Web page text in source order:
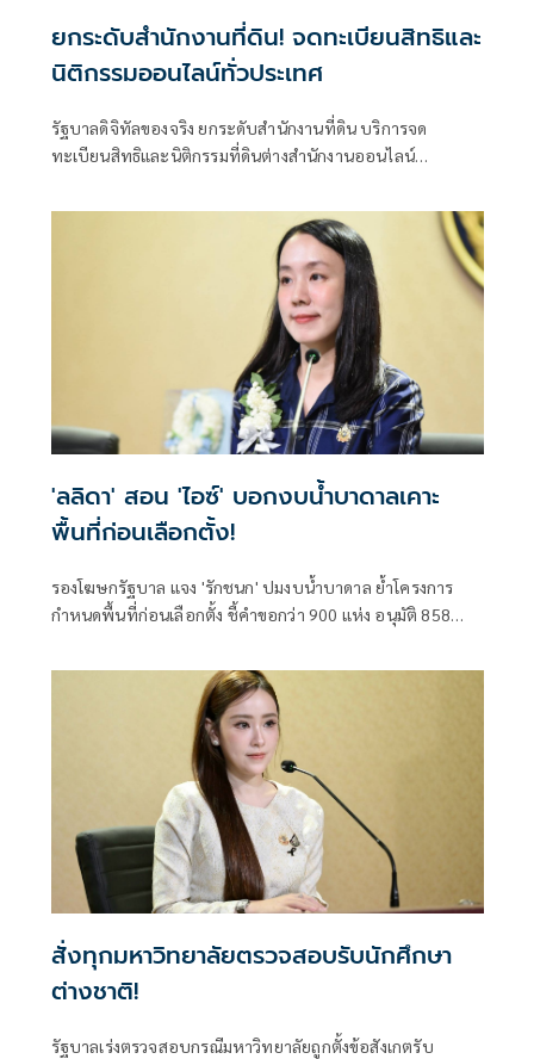
ยกระดับสำนักงานที่ดิน! จดทะเบียนสิทธิและ
นิติกรรมออนไลน์ทั่วประเทศ
รัฐบาลดิจิทัลของจริง ยกระดับสำนักงานที่ดิน บริการจด
ทะเบียนสิทธิและนิติกรรมที่ดินต่างสำนักงานออนไลน์
กทม.เป็นสำนักงานที่ดินอิเล็กทรอนิกส์ทั้งระบบ
'ลลิดา' สอน 'ไอซ์' บอกงบน้ำบาดาลเคาะ
พื้นที่ก่อนเลือกตั้ง!
รองโฆษกรัฐบาล แจง 'รักชนก' ปมงบน้ำบาดาล ย้ำโครงการ
กำหนดพื้นที่ก่อนเลือกตั้ง ชี้คำขอกว่า 900 แห่ง อนุมัติ 858
สั่งทุกมหาวิทยาลัยตรวจสอบรับนักศึกษา
ต่างชาติ!
รัฐบาลเร่งตรวจสอบกรณีมหาวิทยาลัยถูกตั้งข้อสังเกตรับ